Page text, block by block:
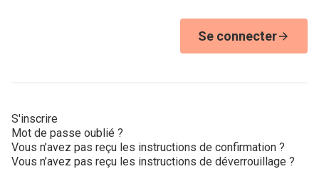
Se connecter
S'inscrire
Mot de passe oublié ?
Vous n’avez pas reçu les instructions de confirmation ?
Vous n’avez pas reçu les instructions de déverrouillage ?